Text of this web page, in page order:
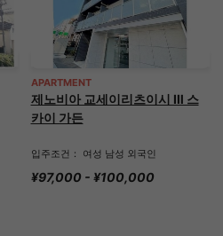
APARTMENT
제노비아 교세이리츠이시 Ⅲ 스
카이 가든
입주조건： 여성 남성 외국인
¥97,000 - ¥100,000